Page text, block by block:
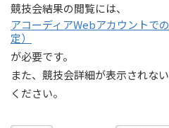
競技会結果の閲覧には、
アコーディアWebアカウントで
定）
が必要です。
また、競技会詳細が表示されな
ください。